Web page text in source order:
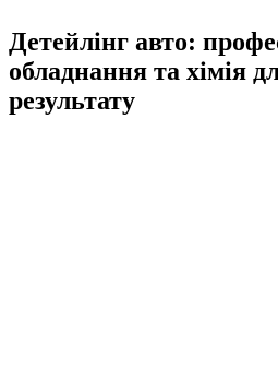
Детейлінг авто:
обладнання та хімія
результату